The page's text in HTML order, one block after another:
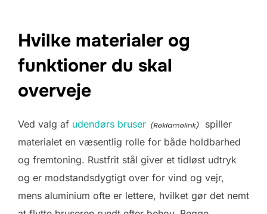
Hvilke materialer og
funktioner du skal
overveje
Ved valg af udendørs bruser
spiller
materialet en væsentlig rolle for både holdbarhed
og fremtoning. Rustfrit stål giver et tidløst udtryk
og er modstandsdygtigt over for vind og vejr,
mens aluminium ofte er lettere, hvilket gør det nemt